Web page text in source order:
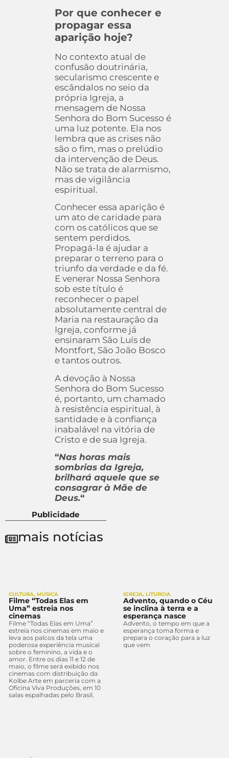
Por que conhecer e
propagar essa
aparição hoje?
No contexto atual de
confusão doutrinária,
secularismo crescente e
escândalos no seio da
própria Igreja, a
mensagem de Nossa
Senhora do Bom Sucesso é
uma luz potente. Ela nos
lembra que as crises não
são o fim, mas o prelúdio
da intervenção de Deus.
Não se trata de alarmismo,
mas de vigilância
espiritual.
Conhecer essa aparição é
um ato de caridade para
com os católicos que se
sentem perdidos.
Propagá-la é ajudar a
preparar o terreno para o
triunfo da verdade e da fé.
E venerar Nossa Senhora
sob este título é
reconhecer o papel
absolutamente central de
Maria na restauração da
Igreja, conforme já
ensinaram São Luís de
Montfort, São João Bosco
e tantos outros.
A devoção à Nossa
Senhora do Bom Sucesso
é, portanto, um chamado
à resistência espiritual, à
santidade e à confiança
inabalável na vitória de
Cristo e de sua Igreja.
“Nas horas mais
sombrias da Igreja,
brilhará aquele que se
consagrar à Mãe de
Deus.“
Publicidade
mais notícias
CULTURA, MÚSICA
Filme “Todas Elas em
Uma” estreia nos
cinemas
Filme “Todas Elas em Uma”
estreia nos cinemas em maio e
leva aos palcos da tela uma
poderosa experiência musical
sobre o feminino, a vida e o
amor. Entre os dias 11 e 12 de
maio, o filme será exibido nos
cinemas com distribuição da
Kolbe Arte em parceria com a
Oficina Viva Produções, em 10
salas espalhadas pelo Brasil.
IGREJA, LITURGIA
Advento, quando o Céu
se inclina à terra e a
esperança nasce
Advento, o tempo em que a
esperança toma forma e
prepara o coração para a luz
que vem